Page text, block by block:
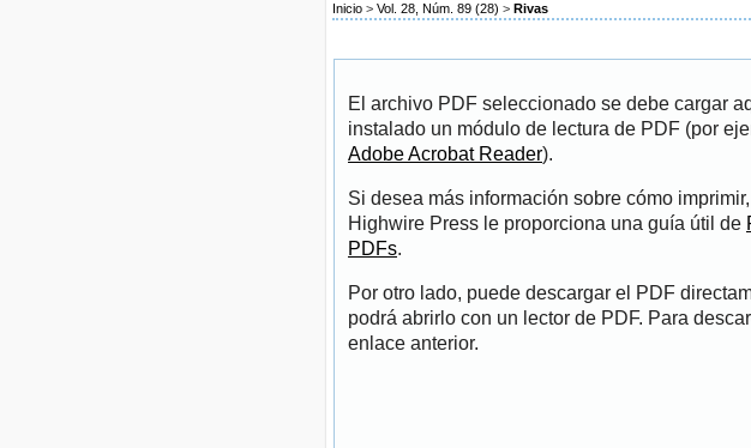
Inicio > Vol. 28, Núm. 89 (28) > Rivas
El archivo PDF seleccionado se debe cargar
instalado un módulo de lectura de PDF (por
Adobe Acrobat Reader).
Si desea más información sobre cómo
Highwire Press le proporciona una guía útil de
PDFs.
Por otro lado, puede descargar el PDF
podrá abrirlo con un lector de PDF. Para
enlace anterior.